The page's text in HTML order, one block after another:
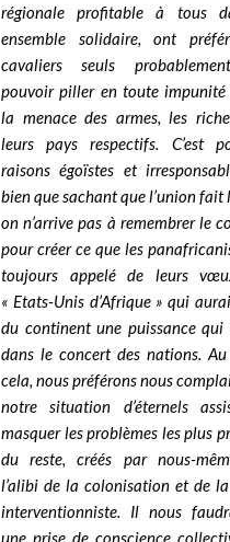
régionale profitable à tous
ensemble solidaire, ont
cavaliers seuls
pouvoir piller en toute impunité
la menace des armes, les
leurs pays respectifs. C’est
raisons égoïstes et
bien que sachant que l’union fait
on n’arrive pas à remembrer le
pour créer ce que les
toujours appelé de leurs
« Etats-Unis d’Afrique » qui
du continent une puissance qui
dans le concert des nations.
cela, nous préférons nous
notre situation d’éternels
masquer les problèmes les plus
du reste, créés par nous-
l’alibi de la colonisation et de
interventionniste. Il nous
une prise de conscience